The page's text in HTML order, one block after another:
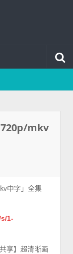
mkv
中字」全集
1-
享】超清晰画